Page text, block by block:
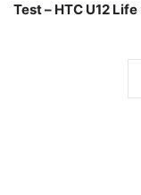
Test – HTC U12